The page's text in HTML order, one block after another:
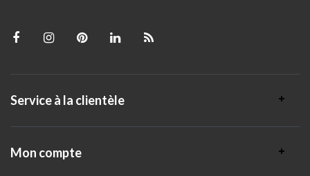
Service à la clientèle
Mon compte